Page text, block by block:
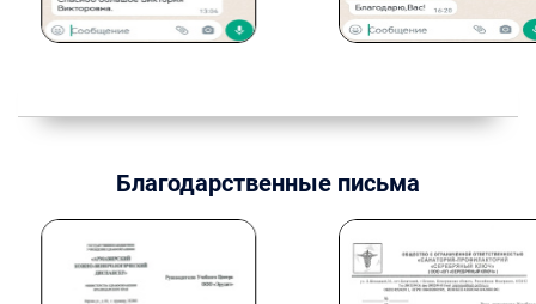
Благодарственные письма